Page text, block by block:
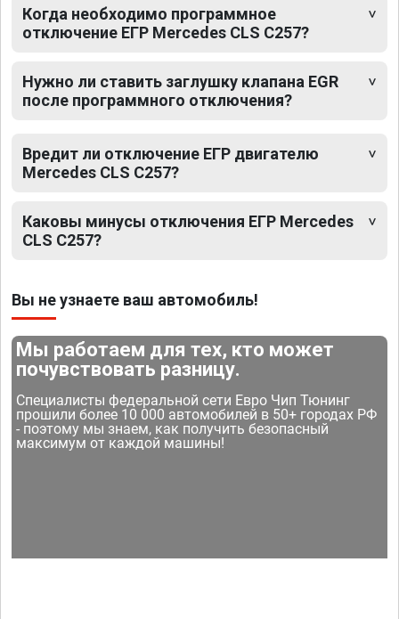
Когда необходимо программное
отключение ЕГР Mercedes CLS C257?
Нужно ли ставить заглушку клапана EGR
после программного отключения?
Вредит ли отключение ЕГР двигателю
Mercedes CLS C257?
Каковы минусы отключения ЕГР Mercedes
CLS C257?
Вы не узнаете ваш автомобиль!
Мы работаем для тех, кто может
почувствовать разницу.
Специалисты федеральной сети Евро Чип Тюнинг
прошили более 10 000 автомобилей в 50+ городах РФ
- поэтому мы знаем, как получить безопасный
максимум от каждой машины!